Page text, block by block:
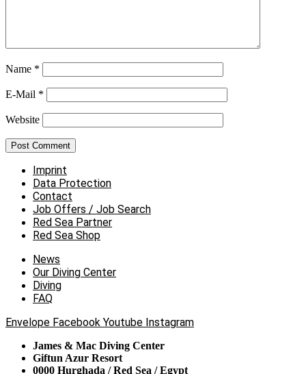
Name *
E-Mail *
Website
Imprint
Data Protection
Contact
Job Offers / Job Search
Red Sea Partner
Red Sea Shop
News
Our Diving Center
Diving
FAQ
Envelope Facebook Youtube Instagram
James & Mac Diving Center
Giftun Azur Resort
0000 Hurghada / Red Sea / Egypt